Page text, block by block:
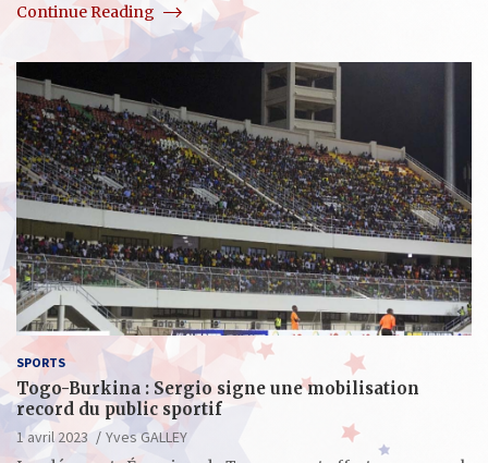
Continue Reading
SPORTS
Togo-Burkina : Sergio signe une mobilisation
record du public sportif
1 avril 2023
Yves GALLEY